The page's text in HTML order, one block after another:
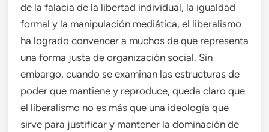
de la falacia de la libertad individual, la igualdad
formal y la manipulación mediática, el liberalismo
ha logrado convencer a muchos de que representa
una forma justa de organización social. Sin
embargo, cuando se examinan las estructuras de
poder que mantiene y reproduce, queda claro que
el liberalismo no es más que una ideología que
sirve para justificar y mantener la dominación de